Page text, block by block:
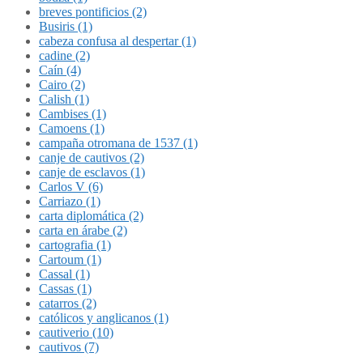
breves pontificios (2)
Busiris (1)
cabeza confusa al despertar (1)
cadine (2)
Caín (4)
Cairo (2)
Calish (1)
Cambises (1)
Camoens (1)
campaña otromana de 1537 (1)
canje de cautivos (2)
canje de esclavos (1)
Carlos V (6)
Carriazo (1)
carta diplomática (2)
carta en árabe (2)
cartografia (1)
Cartoum (1)
Cassal (1)
Cassas (1)
catarros (2)
católicos y anglicanos (1)
cautiverio (10)
cautivos (7)